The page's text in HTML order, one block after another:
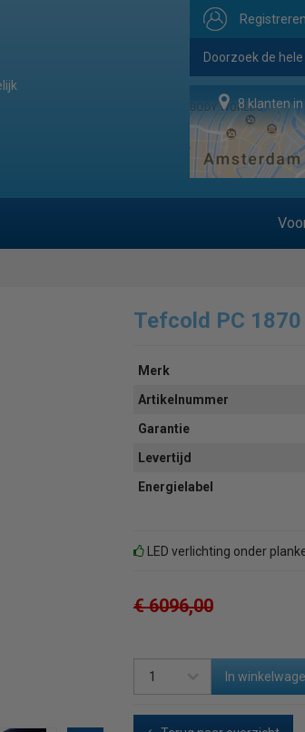
Registreren
8 klanten in
Tefcold PC 1870
Merk
Artikelnummer
Garantie
Levertijd
Energielabel
LED verlichting onder
€ 6096,00
In